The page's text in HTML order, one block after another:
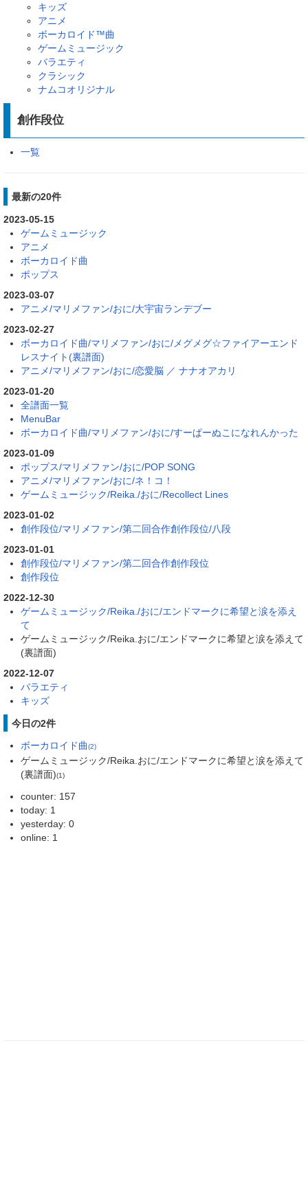
キッズ
アニメ
ボーカロイド™曲
ゲームミュージック
バラエティ
クラシック
ナムコオリジナル
創作段位
一覧
最新の20件
2023-05-15
ゲームミュージック
アニメ
ボーカロイド曲
ポップス
2023-03-07
アニメ/マリメファン/おに/大宇宙ランデブー
2023-02-27
ボーカロイド曲/マリメファン/おに/メグメグ☆ファイアーエンド
レスナイト(裏譜面)
アニメ/マリメファン/おに/恋愛脳 ／ ナナオアカリ
2023-01-20
全譜面一覧
MenuBar
ボーカロイド曲/マリメファン/おに/すーぱーぬこになれんかった
2023-01-09
ポップス/マリメファン/おに/POP SONG
アニメ/マリメファン/おに/ネ！コ！
ゲームミュージック/Reika./おに/Recollect Lines
2023-01-02
創作段位/マリメファン/第二回合作創作段位/八段
2023-01-01
創作段位/マリメファン/第二回合作創作段位
創作段位
2022-12-30
ゲームミュージック/Reika./おに/エンドマークに希望と涙を添え
て
ゲームミュージック/Reika.おに/エンドマークに希望と涙を添えて
(裏譜面)
2022-12-07
バラエティ
キッズ
今日の2件
ボーカロイド曲(2)
ゲームミュージック/Reika.おに/エンドマークに希望と涙を添えて
(裏譜面)(1)
counter: 157
today: 1
yesterday: 0
online: 1